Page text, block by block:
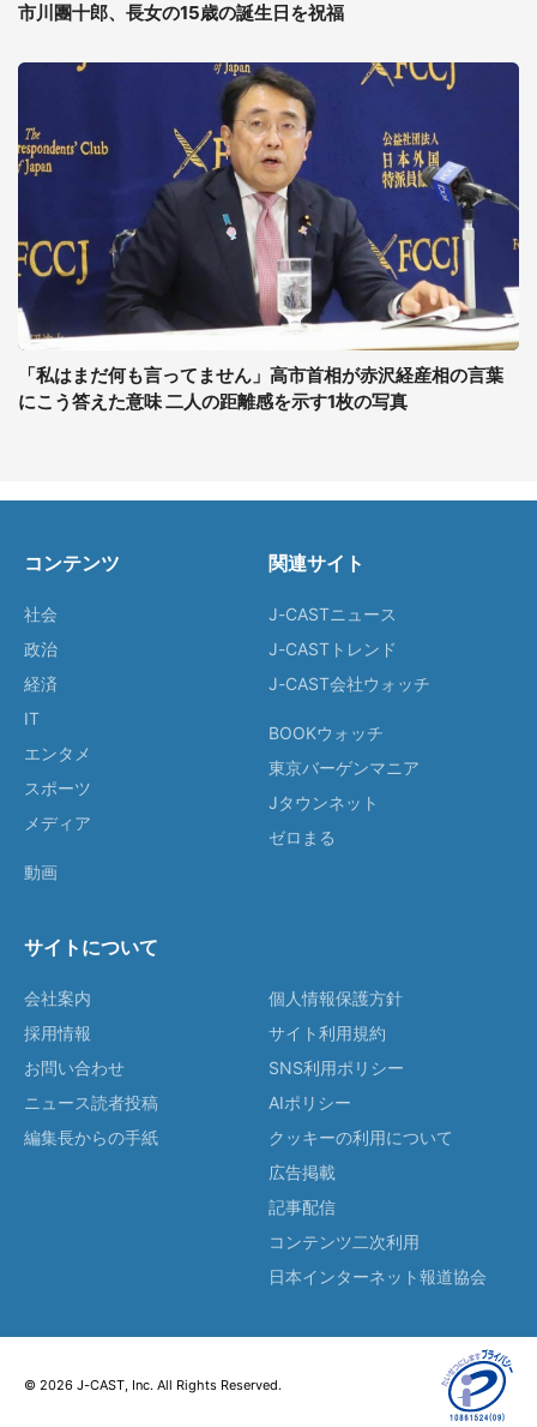
市川團十郎、長女の15歳の誕生日を祝福
「私はまだ何も言ってません」高市首相が赤沢経産相の言葉
にこう答えた意味 二人の距離感を示す1枚の写真
コンテンツ
社会
政治
経済
IT
エンタメ
スポーツ
メディア
動画
関連サイト
J-CASTニュース
J-CASTトレンド
J-CAST会社ウォッチ
BOOKウォッチ
東京バーゲンマニア
Jタウンネット
ゼロまる
サイトについて
会社案内
採用情報
お問い合わせ
ニュース読者投稿
編集長からの手紙
個人情報保護方針
サイト利用規約
SNS利用ポリシー
AIポリシー
クッキーの利用について
広告掲載
記事配信
コンテンツ二次利用
日本インターネット報道協会
© 2026 J-CAST, Inc. All Rights Reserved.